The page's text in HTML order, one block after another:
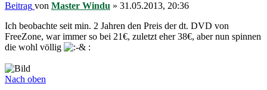
Beitrag von Master Windu » 31.05.2013, 20:36
Ich beobachte seit min. 2 Jahren den Preis der dt. DVD von
FreeZone, war immer so bei 21€, zuletzt eher 38€, aber nun spinnen
die wohl völlig
:
Nach oben